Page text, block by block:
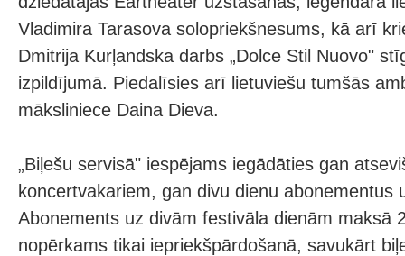
Vladimira Tarasova solopriekšnesums, kā arī
Dmitrija Kurļandska darbs „Dolce Stil Nuovo"
izpildījumā. Piedalīsies arī lietuviešu tumšās
māksliniece Daina Dieva.
„Biļešu servisā" iespējams iegādāties gan
koncertvakariem, gan divu dienu abonementus
Abonements uz divām festivāla dienām maksā
nopērkams tikai iepriekšpārdošanā, savukārt